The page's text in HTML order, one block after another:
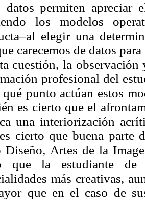
datos permiten apreciar
los modelos
elegir una
carecemos de datos
cuestión, la
profesional del
qué punto actúan estos
es cierto que el
una interiorización
cierto que buena parte
Diseño, Artes de la
que la estudiante
más creativas,
que en el caso de